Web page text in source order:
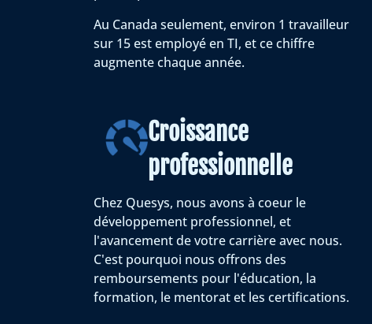
Au Canada seulement, environ 1 travailleur
sur 15 est employé en TI, et ce chiffre
augmente chaque année.
Croissance
professionnelle
Chez Quesys, nous avons à coeur le
développement professionnel, et
l'avancement de votre carrière avec nous.
C'est pourquoi nous offrons des
remboursements pour l'éducation, la
formation, le mentorat et les certifications.